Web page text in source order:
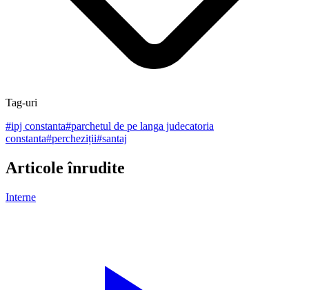
Tag-uri
#ipj constanta#parchetul de pe langa judecatoria
constanta#percheziții#santaj
Articole înrudite
Interne